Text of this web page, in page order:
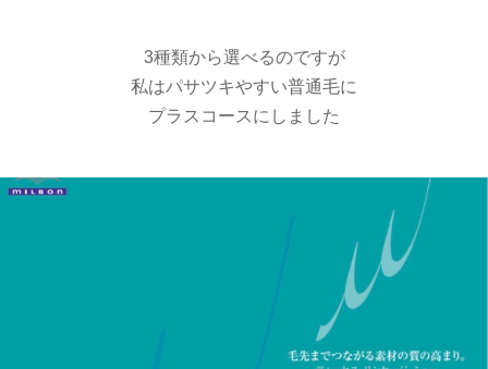
3種類から選べるのですが
私はパサツキやすい普通毛に
プラスコースにしました